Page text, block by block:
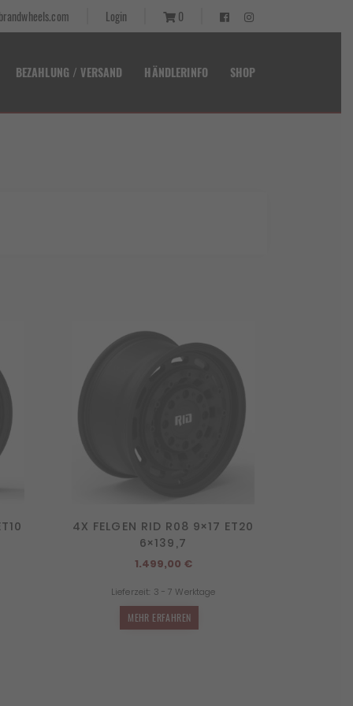
Login 0
BEZAHLUNG / VERSAND HÄNDLERINFO SHOP
4X FELGEN RID R08 9×17 ET20
6×139,7
1.499,00 €
Lieferzeit: 3 - 7 Werktage
MEHR ERFAHREN